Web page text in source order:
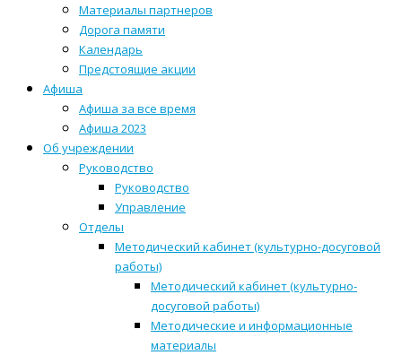
Материалы партнеров
Дорога памяти
Календарь
Предстоящие акции
Афиша
Афиша за все время
Афиша 2023
Об учреждении
Руководство
Руководство
Управление
Отделы
Методический кабинет (культурно-досуговой
работы)
Методический кабинет (культурно-
досуговой работы)
Методические и информационные
материалы